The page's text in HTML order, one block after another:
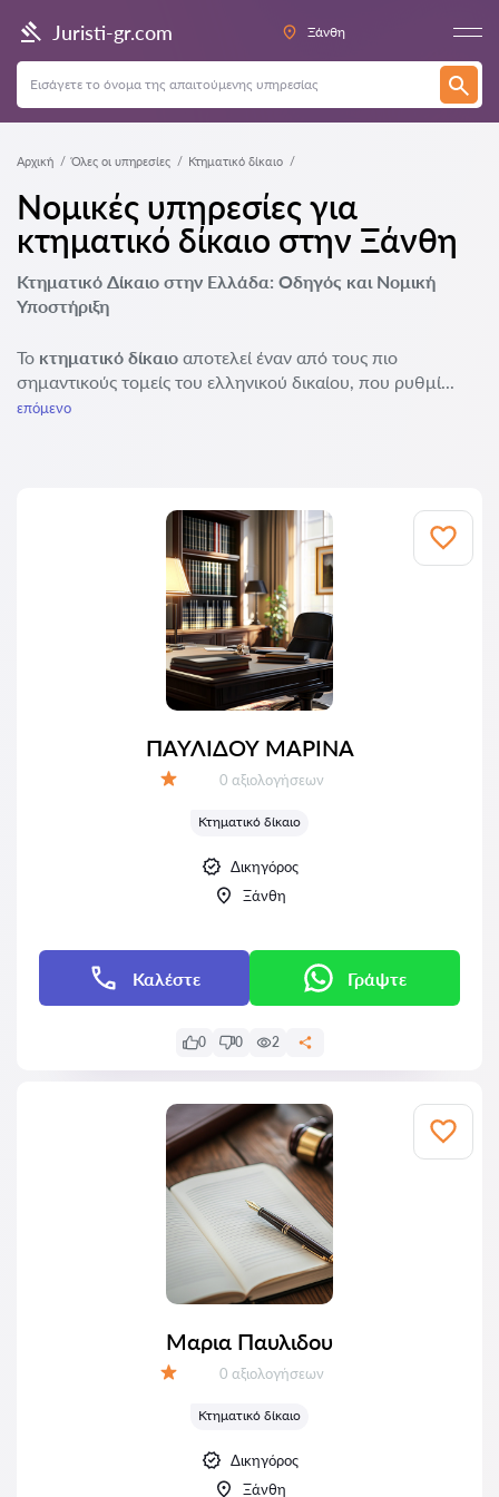
Juristi-gr.com Ξάνθη
Αρχική Όλες οι υπηρεσίες Κτηματικό δίκαιο
Νομικές υπηρεσίες για
κτηματικό δίκαιο στην Ξάνθη
Κτηματικό Δίκαιο στην Ελλάδα: Οδηγός και Νομική
Υποστήριξη
Το κτηματικό δίκαιο αποτελεί έναν από τους πιο
σημαντικούς τομείς του ελληνικού δικαίου, που ρυθμί...
επόμενο
ΠΑΥΛΙΔΟΥ ΜΑΡΙΝΑ
Αξιολογήσεις:
0 αξιολογήσεων
Κτηματικό δίκαιο
Δικηγόρος
Ξάνθη
Καλέστε Γράψτε
0 0 2
Μαρια Παυλιδου
Αξιολογήσεις:
0 αξιολογήσεων
Κτηματικό δίκαιο
Δικηγόρος
Ξάνθη